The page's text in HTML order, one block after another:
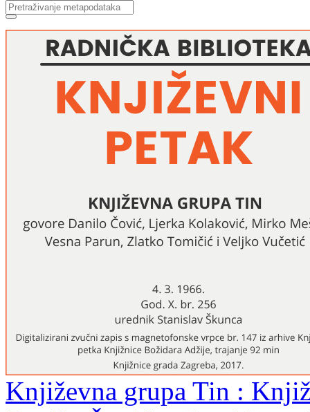
Književna grupa Tin :